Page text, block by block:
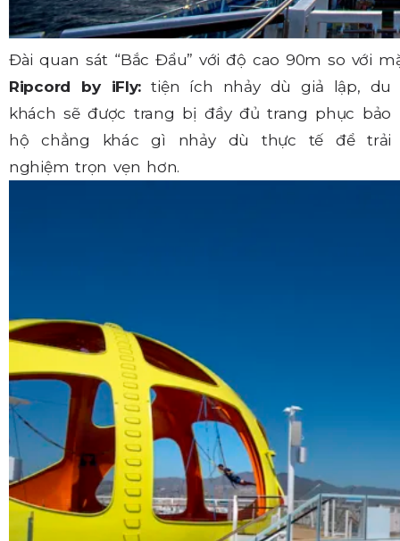
Đài quan sát “Bắc Đẩu” với độ cao 90m so với
Ripcord by iFly: tiện ích nhảy dù giả lập, du
khách sẽ được trang bị đầy đủ trang phục bảo
hộ chẳng khác gì nhảy dù thực tế để trải
nghiệm trọn vẹn hơn.